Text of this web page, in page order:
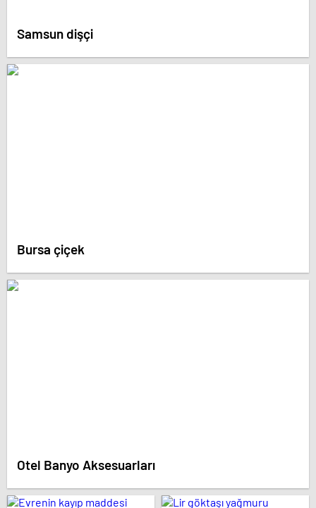
Samsun dişçi
Bursa çiçek
Otel Banyo Aksesuarları